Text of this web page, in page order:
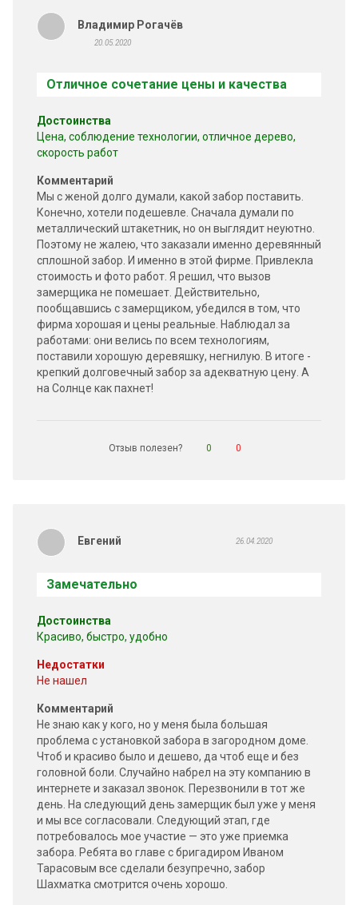
Владимир Рогачёв
20.05.2020
Отличное сочетание цены и качества
Достоинства
Цена, соблюдение технологии, отличное дерево,
скорость работ
Комментарий
Мы с женой долго думали, какой забор поставить.
Конечно, хотели подешевле. Сначала думали по
металлический штакетник, но он выглядит неуютно.
Поэтому не жалею, что заказали именно деревянный
сплошной забор. И именно в этой фирме. Привлекла
стоимость и фото работ. Я решил, что вызов
замерщика не помешает. Действительно,
пообщавшись с замерщиком, убедился в том, что
фирма хорошая и цены реальные. Наблюдал за
работами: они велись по всем технологиям,
поставили хорошую деревяшку, негнилую. В итоге -
крепкий долговечный забор за адекватную цену. А
на Солнце как пахнет!
Отзыв полезен? 0 0
Евгений 26.04.2020
Замечательно
Достоинства
Красиво, быстро, удобно
Недостатки
Не нашел
Комментарий
Не знаю как у кого, но у меня была большая
проблема с установкой забора в загородном доме.
Чтоб и красиво было и дешево, да чтоб еще и без
головной боли. Случайно набрел на эту компанию в
интернете и заказал звонок. Перезвонили в тот же
день. На следующий день замерщик был уже у меня
и мы все согласовали. Следующий этап, где
потребовалось мое участие — это уже приемка
забора. Ребята во главе с бригадиром Иваном
Тарасовым все сделали безупречно, забор
Шахматка смотрится очень хорошо.